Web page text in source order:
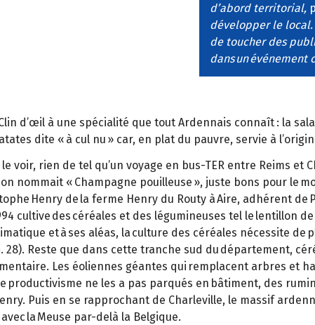
d’abord territorial,
développer le local.
de toucher des
dans un événement
d’œil à une spécialité que tout Ardennais connaît : la
dite « à cul nu » car, en plat du pauvre, servie à
voir, rien de tel qu’un voyage en bus-TER entre Reims et
nommait « Champagne pouilleuse », juste bons pour le
Henry de la ferme Henry du Routy à Aire, adhérent
cultive des céréales et des légumineuses tel le lentillon
et à ses aléas, la culture des céréales nécessite
28). Reste que dans cette tranche sud du département,
Les éoliennes géantes qui remplacent arbres et
ne les a pas parqués en bâtiment, des
Puis en se rapprochant de Charleville, le massif
la Meuse par-delà la Belgique.